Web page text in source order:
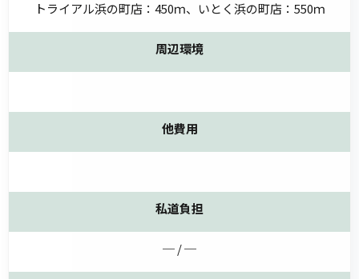
トライアル浜の町店：450ｍ、いとく浜の町店：550ｍ
周辺環境
他費用
私道負担
─ / ─